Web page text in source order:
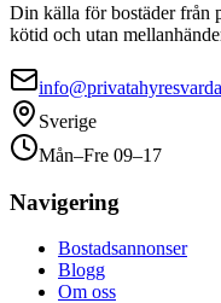
Din källa för bostäder från
kötid och utan
Sverige
Mån–Fre 09–17
Navigering
Bostadsannonser
Blogg
Om oss